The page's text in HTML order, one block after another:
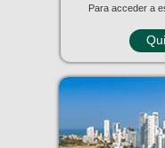
Para acceder a